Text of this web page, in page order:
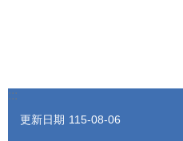
:::
更新日期 115-08-06